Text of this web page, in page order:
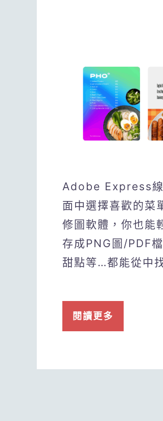
Adobe Express線
面中選擇喜歡的菜
修圖軟體，你也能
存成PNG圖/PDF
甜點等…都能從中
閱讀更多